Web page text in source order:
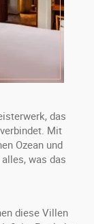
das
Mit
Ozean und
was das
diese Villen